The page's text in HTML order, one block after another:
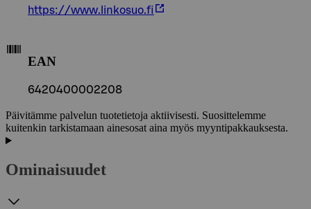
https://www.linkosuo.fi
EAN
6420400002208
Päivitämme palvelun tuotetietoja aktiivisesti. Suosittelemme
kuitenkin tarkistamaan ainesosat aina myös myyntipakkauksesta.
Ominaisuudet